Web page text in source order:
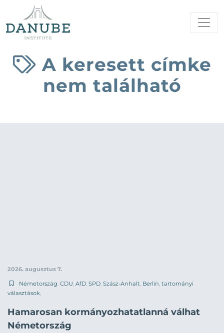
A keresett címke
nem található
2026. augusztus 7.
Németország CDU AfD SPD Szász-Anhalt Berlin tartományi
választások
Hamarosan kormányozhatatlanná válhat
Németország